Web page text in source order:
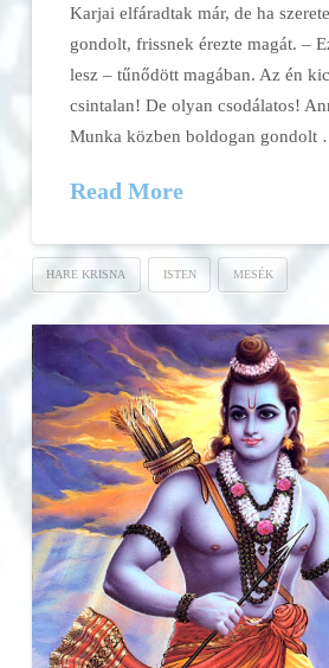
Karjai elfáradtak már, de ha
gondolt, frissnek érezte magát. –
lesz – tűnődött magában. Az én
csintalan! De olyan csodálatos!
Munka közben boldogan gondolt
Read More
HARE KRISNA ISTEN MESÉK